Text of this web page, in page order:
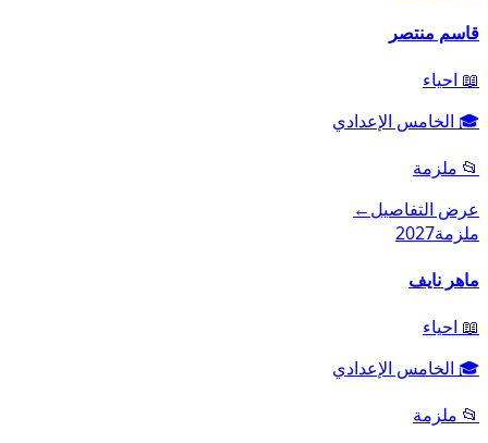
قاسم منتصر
📖 احياء
🎓 الخامس الإعدادي
📂 ملزمة
عرض التفاصيل←
ملزمة2027
ماهر نايف
📖 احياء
🎓 الخامس الإعدادي
📂 ملزمة